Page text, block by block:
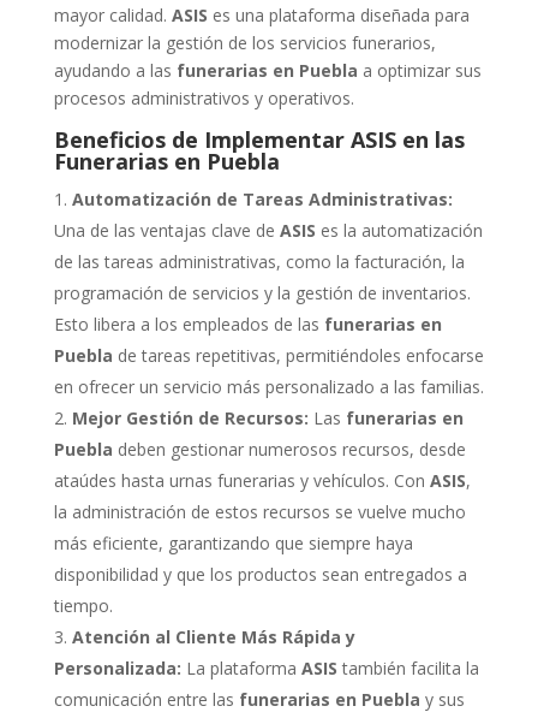
mayor calidad. ASIS es una plataforma diseñada para
modernizar la gestión de los servicios funerarios,
ayudando a las funerarias en Puebla a optimizar sus
procesos administrativos y operativos.
Beneficios de Implementar ASIS en las
Funerarias en Puebla
Automatización de Tareas Administrativas:
Una de las ventajas clave de ASIS es la automatización
de las tareas administrativas, como la facturación, la
programación de servicios y la gestión de inventarios.
Esto libera a los empleados de las funerarias en
Puebla de tareas repetitivas, permitiéndoles enfocarse
en ofrecer un servicio más personalizado a las familias.
Mejor Gestión de Recursos: Las funerarias en
Puebla deben gestionar numerosos recursos, desde
ataúdes hasta urnas funerarias y vehículos. Con ASIS,
la administración de estos recursos se vuelve mucho
más eficiente, garantizando que siempre haya
disponibilidad y que los productos sean entregados a
tiempo.
Atención al Cliente Más Rápida y
Personalizada: La plataforma ASIS también facilita la
comunicación entre las funerarias en Puebla y sus